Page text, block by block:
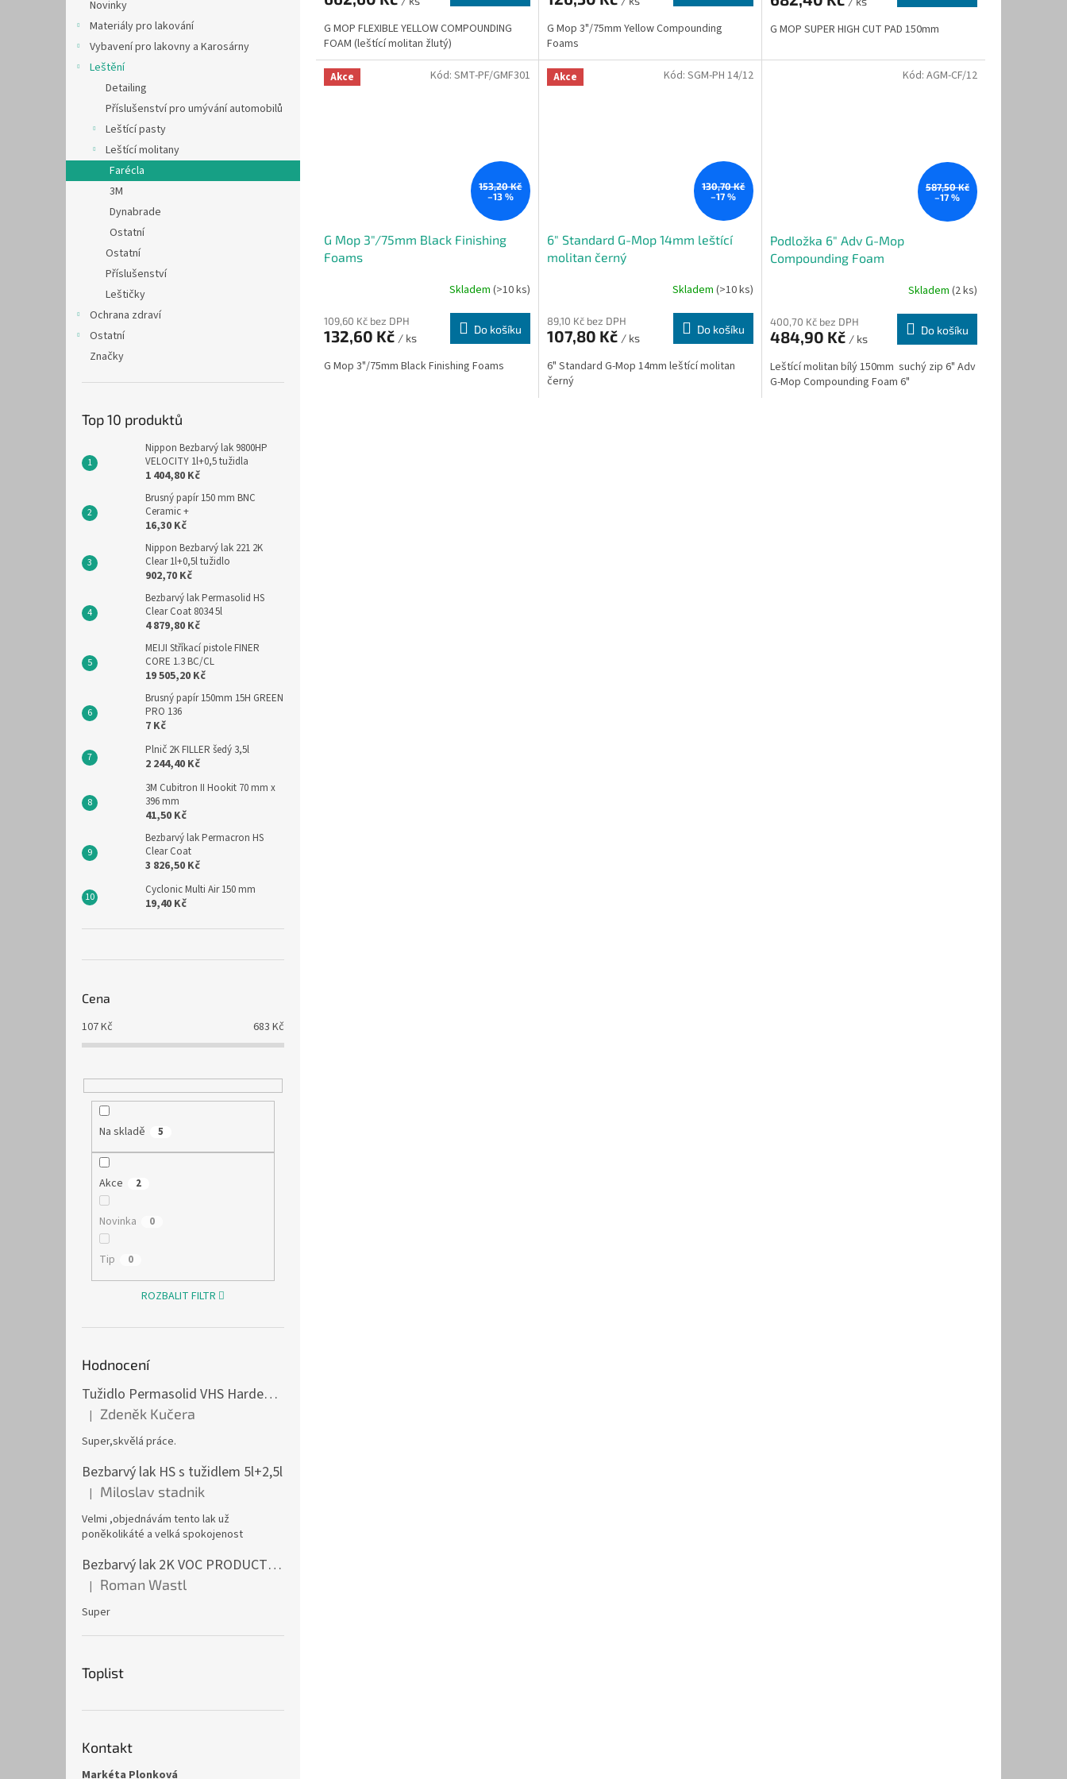
Novinky
Materiály pro lakování
Vybavení pro lakovny a Karosárny
Leštění
Detailing
Příslušenství pro umývání automobilů
Leštící pasty
Leštící molitany
Farécla
3M
Dynabrade
Ostatní
Ostatní
Příslušenství
Leštičky
Ochrana zdraví
Ostatní
Značky
Top 10 produktů
Nippon Bezbarvý lak 9800HP
VELOCITY 1l+0,5 tužidla
1 404,80 Kč
Brusný papír 150 mm BNC
Ceramic +
16,30 Kč
Nippon Bezbarvý lak 221 2K
Clear 1l+0,5l tužidlo
902,70 Kč
Bezbarvý lak Permasolid HS
Clear Coat 8034 5l
4 879,80 Kč
MEIJI Stříkací pistole FINER
CORE 1.3 BC/CL
19 505,20 Kč
Brusný papír 150mm 15H GREEN
PRO 136
7 Kč
Plnič 2K FILLER šedý 3,5l
2 244,40 Kč
3M Cubitron II Hookit 70 mm x
396 mm
41,50 Kč
Bezbarvý lak Permacron HS
Clear Coat
3 826,50 Kč
Cyclonic Multi Air 150 mm
19,40 Kč
Cena
107Kč 683 Kč
Na skladě 5
Akce 2
Novinka 0
Tip 0
ROZBALIT FILTR
Hodnocení
Tužidlo Permasolid VHS Hardener Medium 1l střední
Hodnocení produktu je 5 z 5 hvězdiček.
| Zdeněk Kučera
Super,skvělá práce.
Bezbarvý lak HS s tužidlem 5l+2,5l
Hodnocení produktu je 5 z 5 hvězdiček.
| Miloslav stadnik
Velmi ,objednávám tento lak už
poněkolikáté a velká spokojenost
Bezbarvý lak 2K VOC PRODUCTIVE CLEAR 1l
Hodnocení produktu je 5 z 5 hvězdiček.
| Roman Wastl
Super
Toplist
Kontakt
Markéta Plonková
G MOP FLEXIBLE YELLOW COMPOUNDING
FOAM (leštící molitan žlutý)
G Mop 3"/75mm Yellow Compounding
Foams
G MOP SUPER HIGH CUT PAD 150mm
Akce
153,20 Kč
–13 %
G Mop 3"/75mm Black Finishing
Foams
Skladem (>10 ks)
109,60 Kč bez DPH
132,60 Kč / ks
Do košíku
G Mop 3"/75mm Black Finishing Foams
Kód: SMT-PF/GMF301 Akce
130,70 Kč
–17 %
6" Standard G-Mop 14mm leštící
molitan černý
Skladem (>10 ks)
89,10 Kč bez DPH
107,80 Kč / ks
Do košíku
6" Standard G-Mop 14mm leštící molitan
černý
Kód: SGM-PH 14/12
587,50 Kč
–17 %
Podložka 6" Adv G-Mop
Compounding Foam
Skladem (2 ks)
400,70 Kč bez DPH
484,90 Kč / ks
Do košíku
Leštící molitan bílý 150mm suchý zip 6" Adv
G-Mop Compounding Foam 6"
Kód: AGM-CF/12